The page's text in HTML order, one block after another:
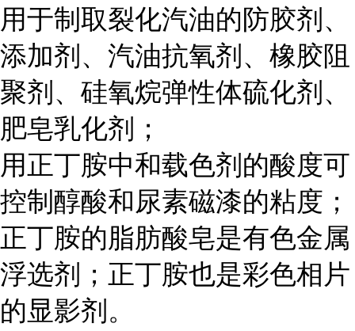
用于制取裂化汽油的防胶剂、
添加剂、汽油抗氧剂、橡胶阻
聚剂、硅氧烷弹性体硫化剂、
肥皂乳化剂；
用正丁胺中和载色剂的酸度可
控制醇酸和尿素磁漆的粘度；
正丁胺的脂肪酸皂是有色金属
浮选剂；正丁胺也是彩色相片
的显影剂。